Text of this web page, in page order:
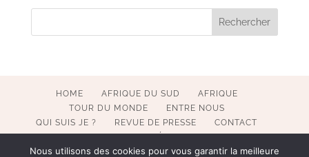
HOME AFRIQUE DU SUD
AFRIQUE
TOUR DU MONDE
ENTRE NOUS
QUI SUIS JE ?
REVUE DE PRESSE
CONTACT
Nous utilisons des cookies pour vous garantir la meilleure